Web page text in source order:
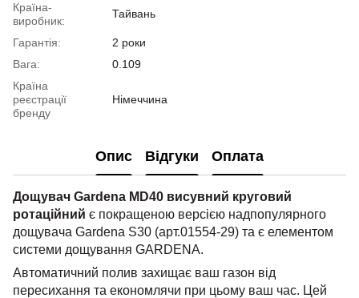
Країна-
виробник:
Тайвань
Гарантія:
2 роки
Вага:
0.109
Країна
реєстрації
бренду
Німеччина
Опис Відгуки Оплата
Дощувач Gardena MD40 висувний круговий
ротаційний є покращеною версією надпопулярного
дощувача Gardena S30 (арт.01554-29) та є елементом
системи дощування GARDENA.
Автоматичний полив захищає ваш газон від
пересихання та економлячи при цьому ваш час. Цей